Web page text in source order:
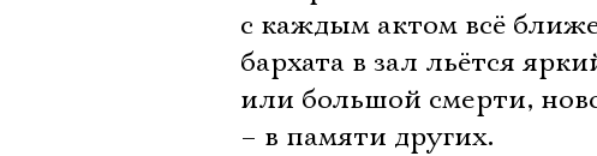
с каждым актом всё
бархата в зал льётся
или большой смерти,
– в памяти других.